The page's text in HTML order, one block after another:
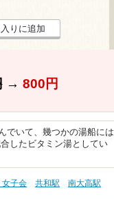
りに追加
→ 800円
でいて、幾つかの湯船には
したビタミン湯としてい
女子会 共和駅
南大高駅